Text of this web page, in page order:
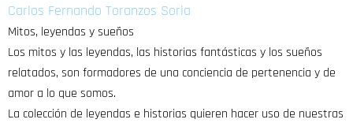
Carlos Fernando Toranzos Soria
Mitos, leyendas y sueños
Los mitos y las leyendas, las historias fantásticas y los sueños
relatados, son formadores de una conciencia de pertenencia y de
amor a lo que somos.
La colección de leyendas e historias quieren hacer uso de nuestras